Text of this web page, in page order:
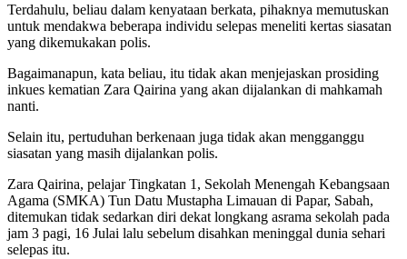
Terdahulu, beliau dalam kenyataan berkata, pihaknya memutuskan
untuk mendakwa beberapa individu selepas meneliti kertas siasatan
yang dikemukakan polis.
Bagaimanapun, kata beliau, itu tidak akan menjejaskan prosiding
inkues kematian Zara Qairina yang akan dijalankan di mahkamah
nanti.
Selain itu, pertuduhan berkenaan juga tidak akan mengganggu
siasatan yang masih dijalankan polis.
Zara Qairina, pelajar Tingkatan 1, Sekolah Menengah Kebangsaan
Agama (SMKA) Tun Datu Mustapha Limauan di Papar, Sabah,
ditemukan tidak sedarkan diri dekat longkang asrama sekolah pada
jam 3 pagi, 16 Julai lalu sebelum disahkan meninggal dunia sehari
selepas itu.